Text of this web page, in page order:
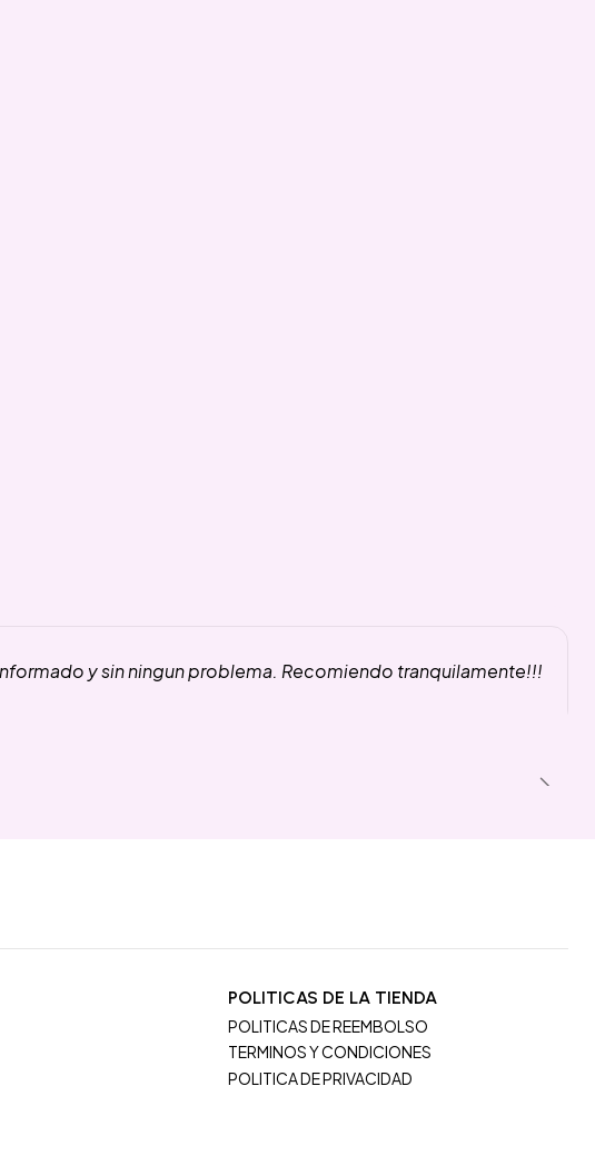
y sin ningun problema. Recomiendo tranquilamente!!!
POLITICAS DE LA TIENDA
POLITICAS DE REEMBOLSO
TERMINOS Y CONDICIONES
POLITICA DE PRIVACIDAD